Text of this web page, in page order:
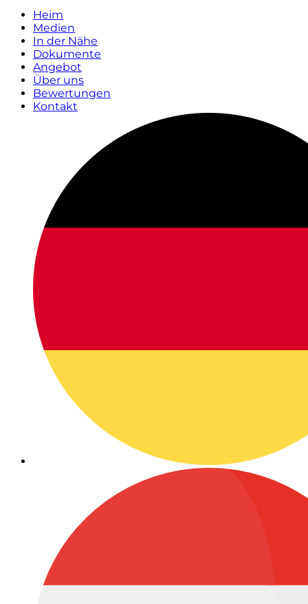
Heim
Medien
In der Nähe
Dokumente
Angebot
Über uns
Bewertungen
Kontakt